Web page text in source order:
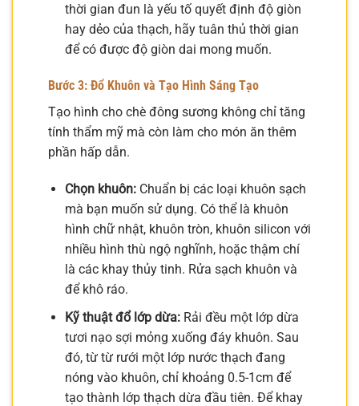
thời gian đun là yếu tố quyết định độ giòn
hay dẻo của thạch, hãy tuân thủ thời gian
để có được độ giòn dai mong muốn.
Bước 3: Đổ Khuôn và Tạo Hình Sáng Tạo
Tạo hình cho chè đông sương không chỉ tăng
tính thẩm mỹ mà còn làm cho món ăn thêm
phần hấp dẫn.
Chọn khuôn:Chuẩn bị các loại khuôn sạch
mà bạn muốn sử dụng. Có thể là khuôn
hình chữ nhật, khuôn tròn, khuôn silicon với
nhiều hình thù ngộ nghĩnh, hoặc thậm chí
là các khay thủy tinh. Rửa sạch khuôn và
để khô ráo.
Kỹ thuật đổ lớp dừa:Rải đều một lớp dừa
tươi nạo sợi mỏng xuống đáy khuôn. Sau
đó, từ từ rưới một lớp nước thạch đang
nóng vào khuôn, chỉ khoảng 0.5-1cm để
tạo thành lớp thạch dừa đầu tiên. Để khay